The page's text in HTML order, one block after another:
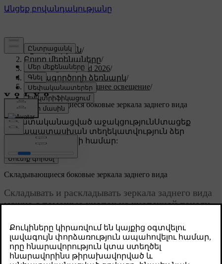
Աջակցություն/
Բոլոր մեքենաները/
XC60 Plug-in Hybrid 2026/
Օգտագործողի ձեռնարկ/
Обзор, зеркала и внешнее освещение/
Зеркала/
Складывающиеся боковые зеркала заднего вида
Անհատականացված աջակցությունՍտացեք
համապատասխան տեղեկատվություն ձեր
կոնկրետ մեքենայի համար:
Մուտք գործել
Թարմացված 30.03.2026
Складывающиеся боковые зеркала заднего вида
Складывать и раскладывать зеркала заднего вида
можно с помощью кнопок на кнопочной панели
Складывание боковых зеркал заднего вида может помочь при
парковке или движении в узких местах.